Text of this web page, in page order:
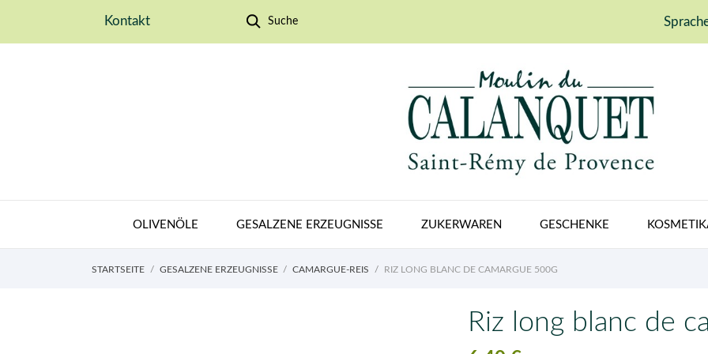
Kontakt Suche
OLIVENÖLE GESALZENE ERZEUGNISSE ZUKERWAREN GESCHENKE
STARTSEITE GESALZENE ERZEUGNISSE CAMARGUE-REIS RIZ LONG BLANC DE CAMARGUE 500G
Riz long blanc de